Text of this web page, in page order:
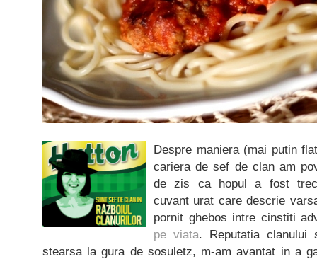
Despre maniera (mai putin
cariera de sef de clan am
de zis ca hopul a fost
cuvant urat care descrie
pornit ghebos intre cinstiti
pe viata. Reputatia clanului
stearsa la gura de sosuletz, m-am avantat in a